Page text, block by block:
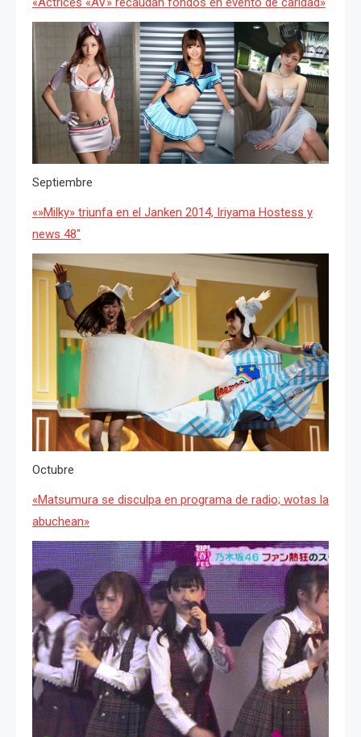
Septiembre
«»Milky» triunfa en el Janken 2014, Iriyama Hostess y
news 48″
Octubre
«Matsumura se disculpa en programa de radio; wotas la
abuchean»